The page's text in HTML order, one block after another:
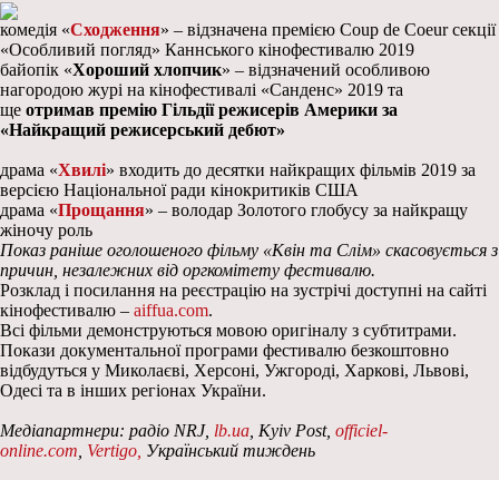
комедія «Сходження» – відзначена премією Coup de Coeur секції
«Особливий погляд» Каннського кінофестивалю 2019
байопік «Хороший хлопчик» – відзначений особливою
нагородою журі на кінофестивалі «Санденс» 2019 та
ще отримав премію Гільдії режисерів Америки за
«Найкращий режисерський дебют»
драма «Хвилі» входить до десятки найкращих фільмів 2019 за
версією Національної ради кінокритиків США
драма «Прощання» – володар Золотого глобусу за найкращу
жіночу роль
Показ раніше оголошеного фільму «Квін та Слім» скасовується з
причин, незалежних від оргкомітету фестивалю.
Розклад і посилання на реєстрацію на зустрічі доступні на сайті
кінофестивалю – aiffua.com.
Всі фільми демонструються мовою оригіналу з субтитрами.
Покази документальної програми фестивалю безкоштовно
відбудуться у Миколаєві, Херсоні, Ужгороді, Харкові, Львові,
Одесі та в інших регіонах України.
Медіапартнери: радіо NRJ, lb.ua , Kyiv Post, officiel-
online.com Vertigo, Український тиждень